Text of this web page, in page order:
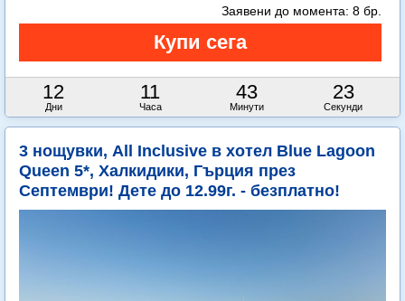
12
Дни
11
Часа
43
Минути
22
Секунди
Заявени до момента: 8 бр.
3 нощувки, All Inclusive в хотел Blue Lagoon
Queen 5*, Халкидики, Гърция през
Септември! Дете до 12.99г. - безплатно!